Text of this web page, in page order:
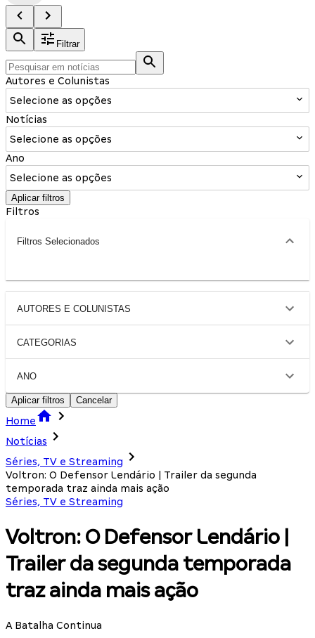
Filtrar
Autores e Colunistas
Selecione as opções
Notícias
Selecione as opções
Ano
Selecione as opções
Aplicar filtros
Filtros
Filtros Selecionados
AUTORES E COLUNISTAS
CATEGORIAS
ANO
Aplicar filtros Cancelar
Home
Notícias
Séries, TV e Streaming
Voltron: O Defensor Lendário | Trailer da segunda
temporada traz ainda mais ação
Séries, TV e Streaming
Voltron: O Defensor Lendário |
Trailer da segunda temporada
traz ainda mais ação
A Batalha Continua